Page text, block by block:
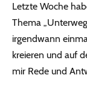
Letzte Woche
Thema
irgendwann
kreieren und auf
mir Rede und